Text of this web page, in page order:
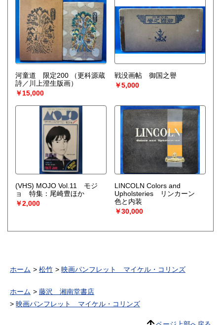
河童道 限定200
（更科源蔵
詩／川上澄生版画）
￥15,000
戦没画帖 御国之譽
￥5,000
(VHS) MOJO Vol.11 モジ
ョ 特集：尾崎豊ほか
￥2,000
LINCOLN Colors and
Upholsteries リンカーン
色と内装
￥30,000
ホーム 松竹 映画パンフレット マイケル・コリンズ
ホーム
藤沢 湘南堂書店
映画パンフレット マイケル・コリンズ